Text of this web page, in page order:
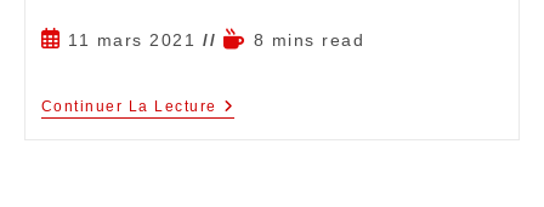
11 mars 2021 8 mins read
Continuer La Lecture